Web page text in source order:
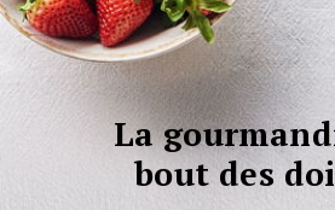
La
bout des